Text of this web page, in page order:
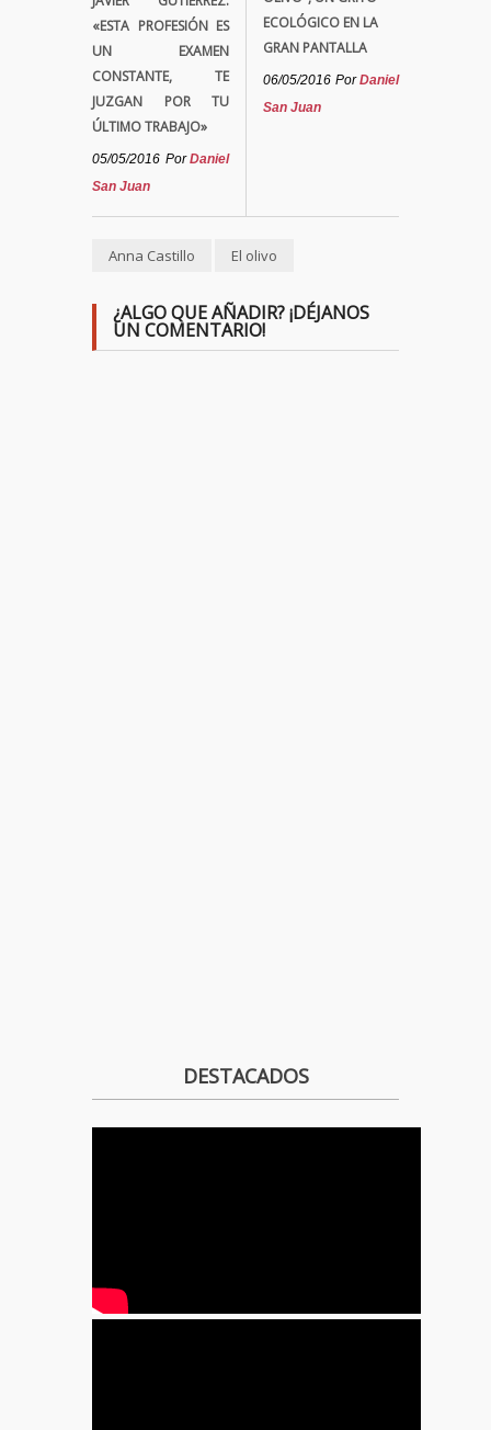
«ESTA PROFESIÓN ES
UN EXAMEN
CONSTANTE, TE
JUZGAN POR TU
ÚLTIMO TRABAJO»
05/05/2016 PorDaniel
San Juan
ECOLÓGICO EN LA
GRAN PANTALLA
06/05/2016 PorDaniel
San Juan
Anna Castillo El olivo
¿ALGO QUE AÑADIR? ¡DÉJANOS
UN COMENTARIO!
DESTACADOS